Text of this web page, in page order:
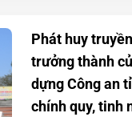
Phát huy
trưởng thành
dựng Công an
chính quy, tinh